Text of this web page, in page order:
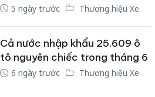
5 ngày trước Thương hiệu Xe
Cả nước nhập khẩu 25.609 ô
tô nguyên chiếc trong tháng 6
6 ngày trước Thương hiệu Xe